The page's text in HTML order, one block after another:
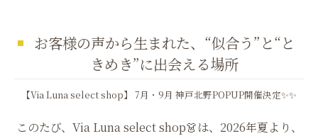
お客様の声から生まれた、“似合う”と“と
きめき”に出会える場所
【Via Luna select shop】 7月・9月 神戸北野POPUP開催決定✨✨
このたび、Via Luna select shop👗は、2026年夏より、